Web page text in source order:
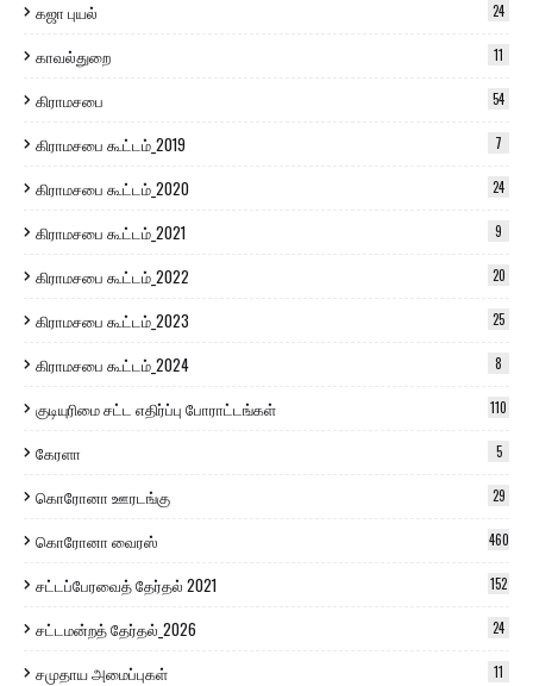
கஜா புயல் 24
காவல்துறை 11
கிராமசபை 54
கிராமசபை கூட்டம்_2019 7
கிராமசபை கூட்டம்_2020 24
கிராமசபை கூட்டம்_2021 9
கிராமசபை கூட்டம்_2022 20
கிராமசபை கூட்டம்_2023 25
கிராமசபை கூட்டம்_2024 8
குடியுரிமை சட்ட எதிர்ப்பு போராட்டங்கள் 110
கேரளா 5
கொரோனா ஊரடங்கு 29
கொரோனா வைரஸ் 460
சட்டப்பேரவைத் தேர்தல் 2021 152
சட்டமன்றத் தேர்தல்_2026 24
சமுதாய அமைப்புகள் 11